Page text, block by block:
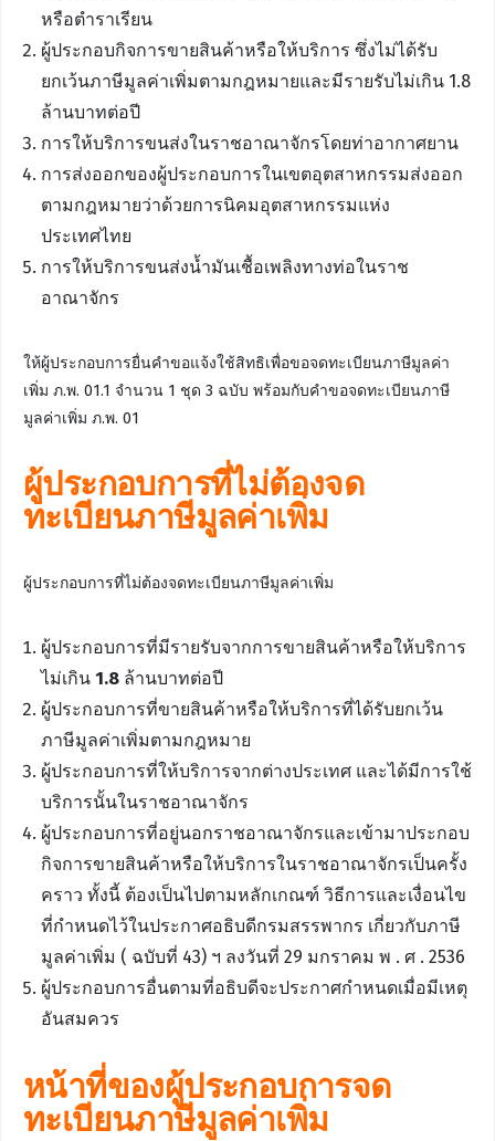
หรือตำราเรียน
ผู้ประกอบกิจการขายสินค้าหรือให้บริการ ซึ่งไม่ได้รับ
ยกเว้นภาษีมูลค่าเพิ่มตามกฎหมายและมีรายรับไม่เกิน 1.8
ล้านบาทต่อปี
การให้บริการขนส่งในราชอาณาจักรโดยท่าอากาศยาน
การส่งออกของผู้ประกอบการในเขตอุตสาหกรรมส่งออก
ตามกฎหมายว่าด้วยการนิคมอุตสาหกรรมแห่ง
ประเทศไทย
การให้บริการขนส่งน้ำมันเชื้อเพลิงทางท่อในราช
อาณาจักร
ให้ผู้ประกอบการยื่นคำขอแจ้งใช้สิทธิเพื่อขอจดทะเบียนภาษีมูลค่า
เพิ่ม ภ.พ. 01.1 จำนวน 1 ชุด 3 ฉบับ พร้อมกับคำขอจดทะเบียนภาษี
มูลค่าเพิ่ม ภ.พ. 01
ผู้ประกอบการที่ไม่ต้องจด
ทะเบียนภาษีมูลค่าเพิ่ม
ผู้ประกอบการที่ไม่ต้องจดทะเบียนภาษีมูลค่าเพิ่ม
ผู้ประกอบการที่มีรายรับจากการขายสินค้าหรือให้บริการ
ไม่เกิน 1.8 ล้านบาทต่อปี
ผู้ประกอบการที่ขายสินค้าหรือให้บริการที่ได้รับยกเว้น
ภาษีมูลค่าเพิ่มตามกฎหมาย
ผู้ประกอบการที่ให้บริการจากต่างประเทศ และได้มีการใช้
บริการนั้นในราชอาณาจักร
ผู้ประกอบการที่อยู่นอกราชอาณาจักรและเข้ามาประกอบ
กิจการขายสินค้าหรือให้บริการในราชอาณาจักรเป็นครั้ง
คราว ทั้งนี้ ต้องเป็นไปตามหลักเกณฑ์ วิธีการและเงื่อนไข
ที่กำหนดไว้ในประกาศอธิบดีกรมสรรพากร เกี่ยวกับภาษี
มูลค่าเพิ่ม ( ฉบับที่ 43) ฯ ลงวันที่ 29 มกราคม พ . ศ . 2536
ผู้ประกอบการอื่นตามที่อธิบดีจะประกาศกำหนดเมื่อมีเหตุ
อันสมควร
หน้าที่ของผู้ประกอบการจด
ทะเบียนภาษีมูลค่าเพิ่ม